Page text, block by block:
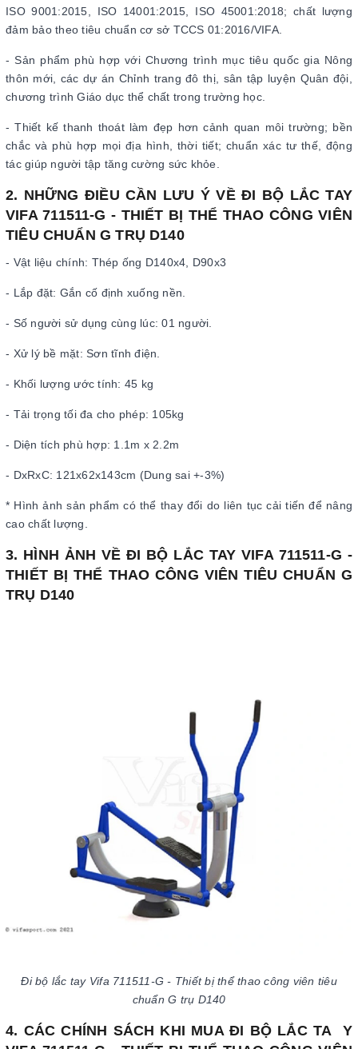
ISO 9001:2015, ISO 14001:2015, ISO 45001:2018; chất lượng
đảm bảo theo tiêu chuẩn cơ sở TCCS 01:2016/VIFA.
- Sản phẩm phù hợp với Chương trình mục tiêu quốc gia Nông
thôn mới, các dự án Chỉnh trang đô thị, sân tập luyện Quân đội,
chương trình Giáo dục thể chất trong trường học.
- Thiết kế thanh thoát làm đẹp hơn cảnh quan môi trường; bền
chắc và phù hợp mọi địa hình, thời tiết; chuẩn xác tư thế, động
tác giúp người tập tăng cường sức khỏe.
2. NHỮNG ĐIỀU CẦN LƯU Ý VỀ ĐI BỘ LẮC TAY
VIFA 711511-G - THIẾT BỊ THỂ THAO CÔNG VIÊN
TIÊU CHUẨN G TRỤ D140
­- Vật liệu chính: Thép ống D140x4, D90x3
- Lắp đặt: Gắn cố định xuống nền.
- Số người sử dụng cùng lúc: 01 người.
- Xử lý bề mặt: Sơn tĩnh điện.
- Khối lượng ước tính: 45 kg
- Tải trọng tối đa cho phép: 105kg
- Diện tích phù hợp: 1.1m x 2.2m
- DxRxC: 121x62x143cm (Dung sai +-3%)
* Hình ảnh sản phẩm có thể thay đổi do liên tục cải tiến để nâng
cao chất lượng.
3. HÌNH ẢNH VỀ ĐI BỘ LẮC TAY VIFA 711511-G -
THIẾT BỊ THỂ THAO CÔNG VIÊN TIÊU CHUẨN G
TRỤ D140
Đi bộ lắc tay Vifa 711511-G - Thiết bị thể thao công viên tiêu
chuẩn G trụ D140
4. CÁC CHÍNH SÁCH KHI MUA ĐI BỘ LẮC TA Y